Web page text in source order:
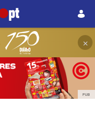
×
PUB